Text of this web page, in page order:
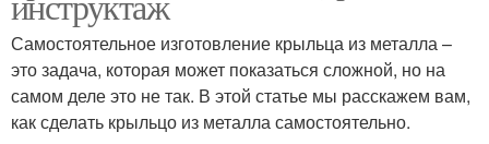
Самостоятельное изготовление крыльца из металла –
это задача, которая может показаться сложной, но на
самом деле это не так. В этой статье мы расскажем вам,
как сделать крыльцо из металла самостоятельно.